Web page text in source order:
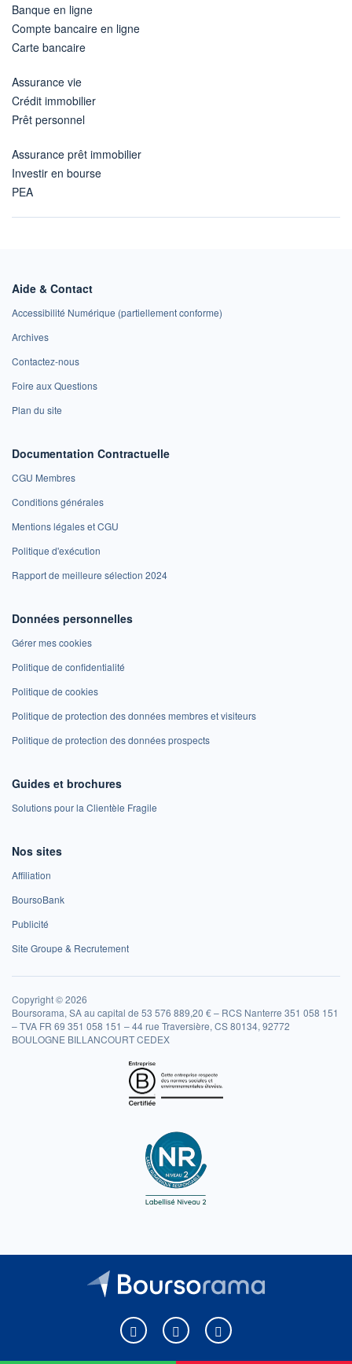
Banque en ligne
Compte bancaire en ligne
Carte bancaire
Assurance vie
Crédit immobilier
Prêt personnel
Assurance prêt immobilier
Investir en bourse
PEA
Aide & Contact
Accessibilité Numérique (partiellement conforme)
Archives
Contactez-nous
Foire aux Questions
Plan du site
Documentation Contractuelle
CGU Membres
Conditions générales
Mentions légales et CGU
Politique d'exécution
Rapport de meilleure sélection 2024
Données personnelles
Gérer mes cookies
Politique de confidentialité
Politique de cookies
Politique de protection des données membres et visiteurs
Politique de protection des données prospects
Guides et brochures
Solutions pour la Clientèle Fragile
Nos sites
Affiliation
BoursoBank
Publicité
Site Groupe & Recrutement
Copyright © 2026
Boursorama, SA au capital de 53 576 889,20 € – RCS Nanterre 351 058 151
– TVA FR 69 351 058 151 – 44 rue Traversière, CS 80134, 92772
BOULOGNE BILLANCOURT CEDEX
Boursorama sur Facebook
Boursorama sur XBoursorama sur